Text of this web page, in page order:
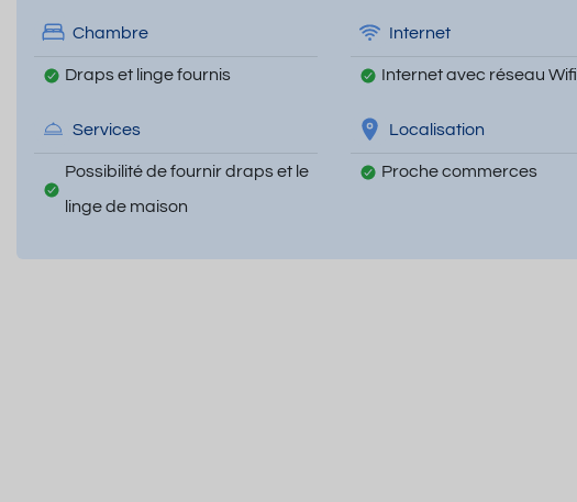
Chambre
Draps et linge fournis
Internet
Internet avec réseau Wifi
Services
Possibilité de fournir draps et le
linge de maison
Localisation
Proche commerces